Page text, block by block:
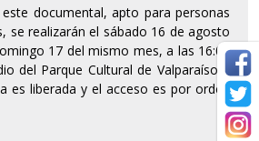
documental, apto para personas
se realizarán el sábado 16 de agosto
17 del mismo mes, a las 16:00
del Parque Cultural de Valparaíso –
es liberada y el acceso es por orden